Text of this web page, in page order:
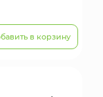
в корзину